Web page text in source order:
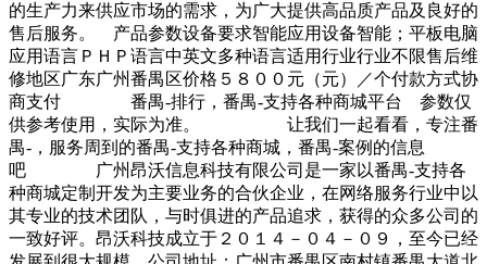
的生产力来供应市场的需求，为广大提供高品质产品及良好的
售后服务。 产品参数设备要求智能应用设备智能；平板电脑
应用语言ＰＨＰ语言中英文多种语言适用行业行业不限售后维
修地区广东广州番禺区价格５８００元（元）／个付款方式协
商支付 番禺-排行，番禺-支持各种商城平台 参数仅
供参考使用，实际为准。 让我们一起看看，专注番
禺-，服务周到的番禺-支持各种商城，番禺-案例的信息
吧 广州昂沃信息科技有限公司是一家以番禺-支持各
种商城定制开发为主要业务的合伙企业，在网络服务行业中以
其专业的技术团队，与时俱进的产品追求，获得的众多公司的
一致好评。昂沃科技成立于２０１４－０４－０９，至今已经